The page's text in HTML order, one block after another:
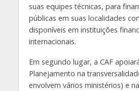
suas equipes técnicas, para
públicas em suas localidades
disponíveis em instituições
internacionais.
Em segundo lugar, a CAF
Planejamento na
envolvem vários ministérios) e